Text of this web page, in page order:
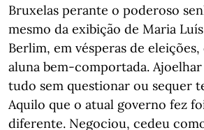
Bruxelas perante o poderoso
mesmo da exibição de Maria
Berlim, em vésperas de
aluna bem-comportada.
tudo sem questionar ou sequer
Aquilo que o atual governo fez
diferente. Negociou, cedeu